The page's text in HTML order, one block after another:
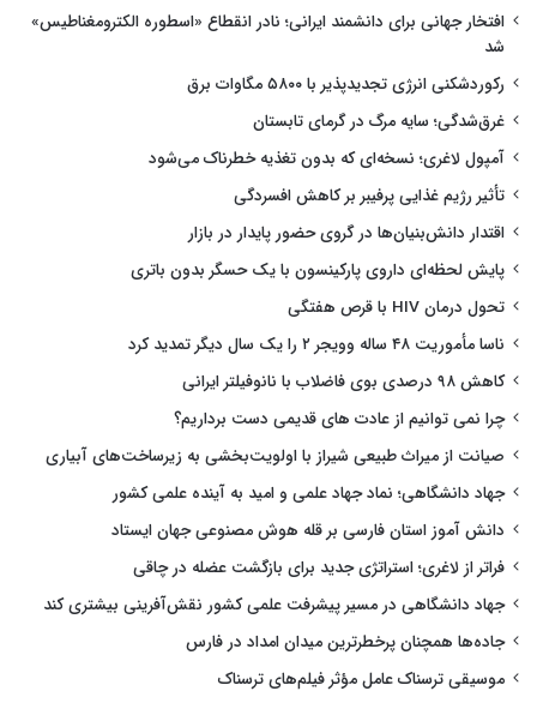
افتخار جهانی برای دانشمند ایرانی؛ نادر انقطاع «اسطوره الکترومغناطیس»
شد
رکوردشکنی انرژی تجدیدپذیر با ۵۸۰۰ مگاوات برق
غرق‌شدگی؛ سایه مرگ در گرمای تابستان
آمپول لاغری؛ نسخه‌ای که بدون تغذیه خطرناک می‌شود
تأثیر رژیم غذایی پرفیبر بر کاهش افسردگی
اقتدار دانش‌بنیان‌ها در گروی حضور پایدار در بازار
پایش لحظه‌ای داروی پارکینسون با یک حسگر بدون باتری
تحول درمان HIV با قرص هفتگی
ناسا مأموریت ۴۸ ساله وویجر ۲ را یک سال دیگر تمدید کرد
کاهش ۹۸ درصدی بوی فاضلاب با نانوفیلتر ایرانی
چرا نمی توانیم از عادت های قدیمی دست برداریم؟
صیانت از میراث طبیعی شیراز با اولویت‌بخشی به زیرساخت‌های آبیاری
جهاد دانشگاهی؛ نماد جهاد علمی و امید به آینده علمی کشور
دانش آموز استان فارسی بر قله هوش مصنوعی جهان ایستاد
فراتر از لاغری؛ استراتژی جدید برای بازگشت عضله در چاقی
جهاد دانشگاهی در مسیر پیشرفت علمی کشور نقش‌آفرینی بیشتری کند
جاده‌ها همچنان پرخطرترین میدان امداد در فارس
موسیقی ترسناک عامل مؤثر فیلم‌های ترسناک